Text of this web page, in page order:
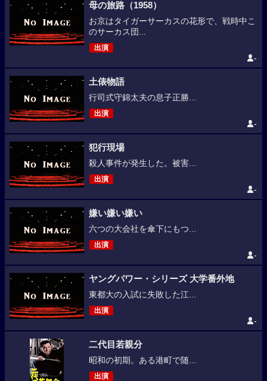
母の旅路（1958）
お京はタイガーサーカスの花形で、戦時中こ
のサーカス団...
出演
-
土俵物語
行司式守錦太夫の息子正勝...
出演
-
犯行現場
殺人事件が発生した。被害...
出演
-
嫌い嫌い嫌い
六つの大会社を傘下にもつ...
出演
-
ヤングパワー・シリーズ 大学番外地
東都大の入試に失敗した江...
出演
-
二代目若親分
昭和の初期。ある港町で随...
出演